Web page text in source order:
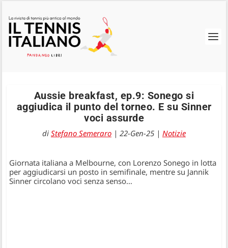
Aussie breakfast, ep.9: Sonego si
aggiudica il punto del torneo. E su Sinner
voci assurde
di Stefano Semeraro | 22-Gen-25 | Notizie
Giornata italiana a Melbourne, con Lorenzo Sonego in lotta
per aggiudicarsi un posto in semifinale, mentre su Jannik
Sinner circolano voci senza senso…